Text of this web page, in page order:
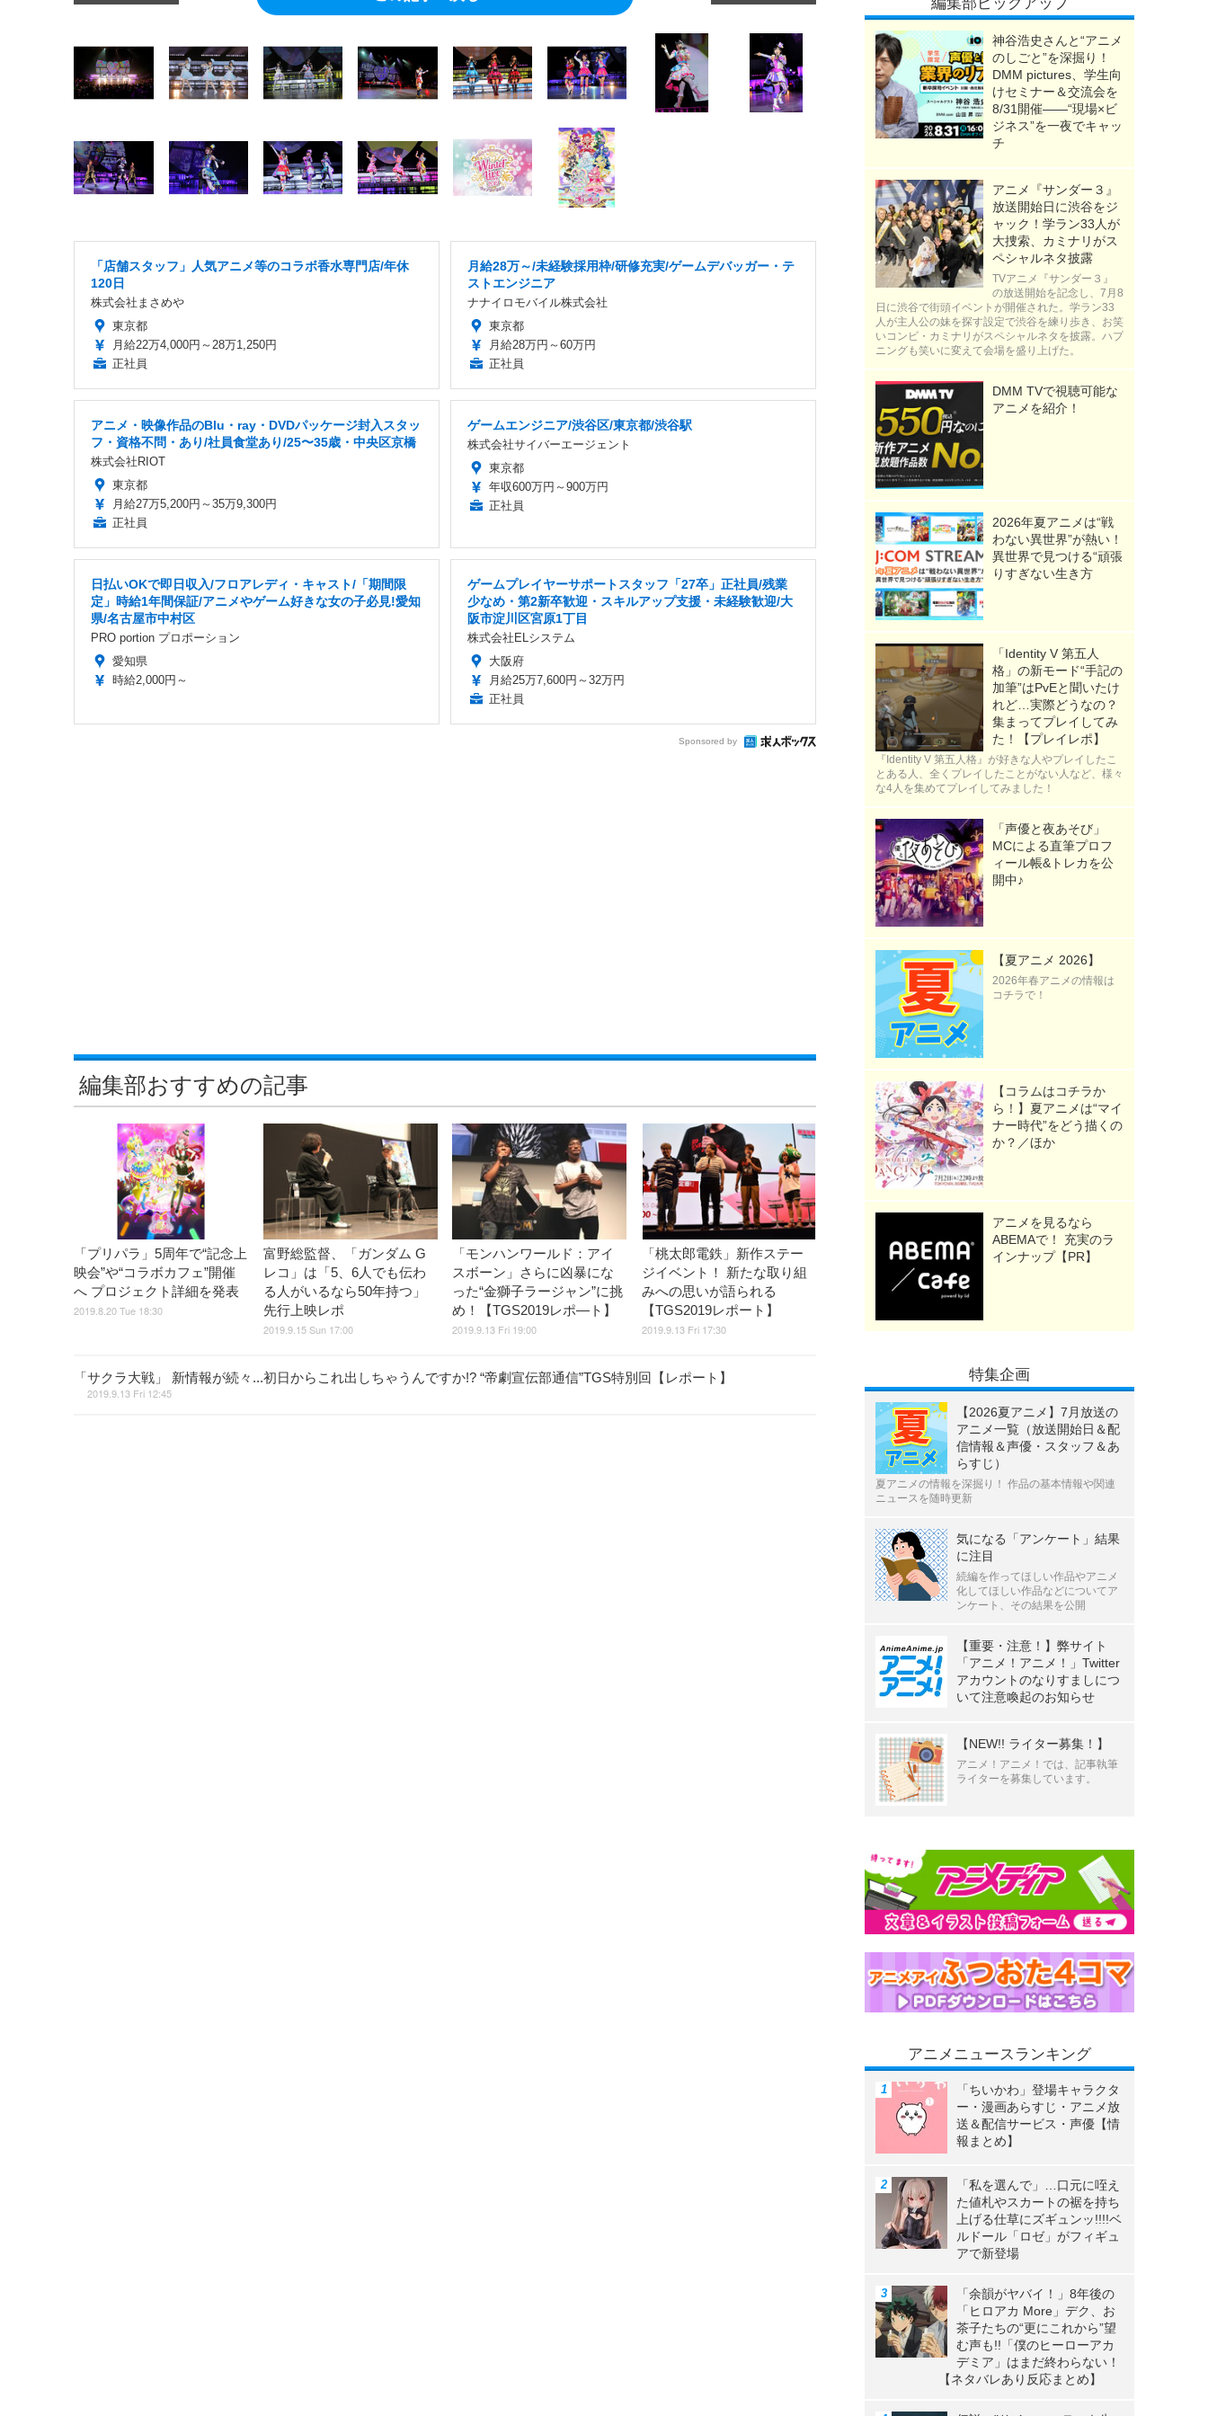
「店舗スタッフ」人気アニメ等のコラボ香水専門店/年休
120日
株式会社まさめや
東京都
月給22万4,000円～28万1,250円
正社員
月給28万～/未経験採用枠/研修充実/ゲームデバッガー・テ
ストエンジニア
ナナイロモバイル株式会社
東京都
月給28万円～60万円
正社員
アニメ・映像作品のBlu・ray・DVDパッケージ封入スタッ
フ・資格不問・あり/社員食堂あり/25〜35歳・中央区京橋
株式会社RIOT
東京都
月給27万5,200円～35万9,300円
正社員
ゲームエンジニア/渋谷区/東京都/渋谷駅
株式会社サイバーエージェント
東京都
年収600万円～900万円
正社員
日払いOKで即日収入/フロアレディ・キャスト/「期間限
定」時給1年間保証/アニメやゲーム好きな女の子必見!愛知
県/名古屋市中村区
PRO portion プロポーション
愛知県
時給2,000円～
ゲームプレイヤーサポートスタッフ「27卒」正社員/残業
少なめ・第2新卒歓迎・スキルアップ支援・未経験歓迎/大
阪市淀川区宮原1丁目
株式会社ELシステム
大阪府
月給25万7,600円～32万円
正社員
Sponsored by
編集部おすすめの記事
「プリパラ」5周年で“記念上
映会”や“コラボカフェ”開催
へ プロジェクト詳細を発表
2019.8.20 Tue 18:30
富野総監督、「ガンダム G
レコ」は「5、6人でも伝わ
る人がいるなら50年持つ」
先行上映レポ
2019.9.15 Sun 17:00
「モンハンワールド：アイ
スボーン」さらに凶暴にな
った“金獅子ラージャン”に挑
め！【TGS2019レポ―ト】
2019.9.13 Fri 19:00
「桃太郎電鉄」新作ステー
ジイベント！ 新たな取り組
みへの思いが語られる
【TGS2019レポート】
2019.9.13 Fri 17:30
「サクラ大戦」 新情報が続々...初日からこれ出しちゃうんですか!? “帝劇宣伝部通信”TGS特別回【レポート】
2019.9.13 Fri 12:45
神谷浩史さんと“アニメ
のしごと”を深掘り！
DMM pictures、学生向
けセミナー＆交流会を
8/31開催――“現場×ビ
ジネス”を一夜でキャッ
チ
アニメ『サンダー３』
放送開始日に渋谷をジ
ャック！学ラン33人が
大捜索、カミナリがス
ペシャルネタ披露
TVアニメ『サンダー３』
の放送開始を記念し、7月8
日に渋谷で街頭イベントが開催された。学ラン33
人が主人公の妹を探す設定で渋谷を練り歩き、お笑
いコンビ・カミナリがスペシャルネタを披露。ハプ
ニングも笑いに変えて会場を盛り上げた。
DMM TVで視聴可能な
アニメを紹介！
2026年夏アニメは“戦
わない異世界”が熱い！
異世界で見つける“頑張
りすぎない生き方
「Identity V 第五人
格」の新モード“手記の
加筆”はPvEと聞いたけ
れど…実際どうなの？
集まってプレイしてみ
た！【プレイレポ】
『Identity V 第五人格』が好きな人やプレイしたこ
とある人、全くプレイしたことがない人など、様々
な4人を集めてプレイしてみました！
「声優と夜あそび」
MCによる直筆プロフ
ィール帳&トレカを公
開中♪
【夏アニメ 2026】
2026年春アニメの情報は
コチラで！
【コラムはコチラか
ら！】夏アニメは“マイ
ナー時代”をどう描くの
か？／ほか
アニメを見るなら
ABEMAで！ 充実のラ
インナップ【PR】
特集企画
【2026夏アニメ】7月放送の
アニメ一覧（放送開始日＆配
信情報＆声優・スタッフ＆あ
らすじ）
夏アニメの情報を深掘り！ 作品の基本情報や関連
ニュースを随時更新
気になる「アンケート」結果
に注目
続編を作ってほしい作品やアニメ
化してほしい作品などについてア
ンケート、その結果を公開
【重要・注意！】弊サイト
「アニメ！アニメ！」Twitter
アカウントのなりすましにつ
いて注意喚起のお知らせ
【NEW!! ライター募集！】
アニメ！アニメ！では、記事執筆
ライターを募集しています。
アニメニュースランキング
「ちいかわ」登場キャラクタ
ー・漫画あらすじ・アニメ放
送＆配信サービス・声優【情
報まとめ】
「私を選んで」…口元に咥え
た値札やスカートの裾を持ち
上げる仕草にズギュンッ!!!!ベ
ルドール「ロゼ」がフィギュ
アで新登場
「余韻がヤバイ！」8年後の
「ヒロアカ More」デク、お
茶子たちの“更にこれから”望
む声も!!「僕のヒーローアカ
デミア」はまだ終わらない！
【ネタバレあり反応まとめ】